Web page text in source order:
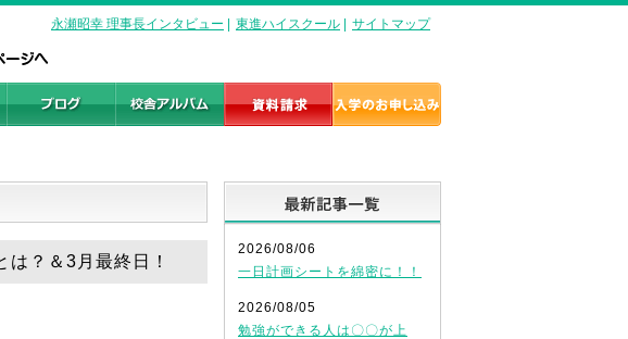
永瀬昭幸 理事長インタビュー 東進ハイスクール サイトマップ
？＆3月最終日！
2026/08/06
一日計画シートを綿密に！！
2026/08/05
勉強ができる人は〇〇が上